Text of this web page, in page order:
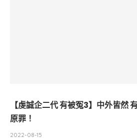
【虔誠企二代 有被冤3】中外皆然
原罪！
2022-08-15